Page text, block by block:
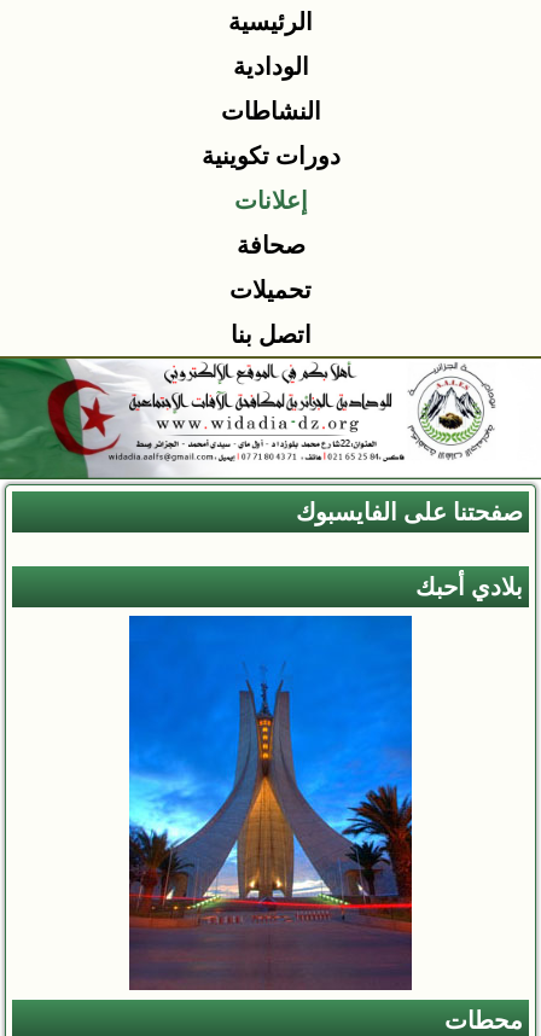
الرئيسية
الودادية
النشاطات
دورات تكوينية
إعلانات
صحافة
تحميلات
اتصل بنا
صفحتنا على الفايسبوك
بلادي أحبك
محطات